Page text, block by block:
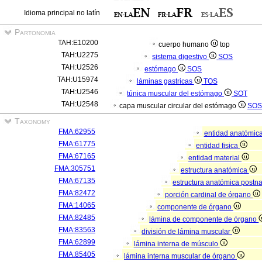
Idioma principal no latín
Partonomia
TAH:E10200 cuerpo humano
top
TAH:U2275
sistema digestivo
SOS
TAH:U2526
estómago
SOS
TAH:U15974
láminas gastricas
TOS
TAH:U2546
túnica muscular del estómago
SOT
TAH:U2548
capa muscular circular del estómago SOS
Taxonomy
FMA:62955
entidad
FMA:61775
entidad fisica
FMA:67165
entidad material
FMA:305751
estructura anatómica
FMA:67135
estructura anatómica
FMA:82472
porción cardinal de órgano
FMA:14065
componente de órgano
FMA:82485
lámina de componente de órgano
FMA:83563
división de lámina muscular
FMA:62899
lámina interna de músculo
FMA:85405
lámina interna muscular de órgano